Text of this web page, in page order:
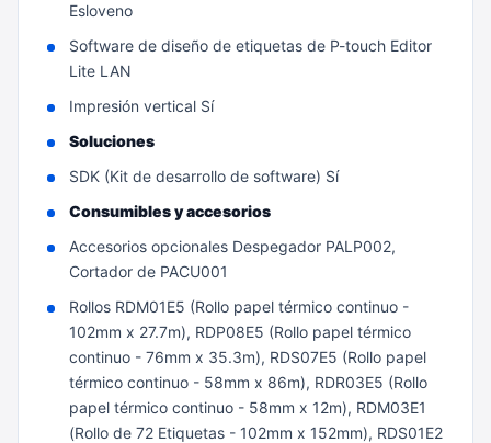
Esloveno
Software de diseño de etiquetas de P-touch Editor
Lite LAN
Impresión vertical Sí
Soluciones
SDK (Kit de desarrollo de software) Sí
Consumibles y accesorios
Accesorios opcionales Despegador PALP002,
Cortador de PACU001
Rollos RDM01E5 (Rollo papel térmico continuo -
102mm x 27.7m), RDP08E5 (Rollo papel térmico
continuo - 76mm x 35.3m), RDS07E5 (Rollo papel
térmico continuo - 58mm x 86m), RDR03E5 (Rollo
papel térmico continuo - 58mm x 12m), RDM03E1
(Rollo de 72 Etiquetas - 102mm x 152mm), RDS01E2